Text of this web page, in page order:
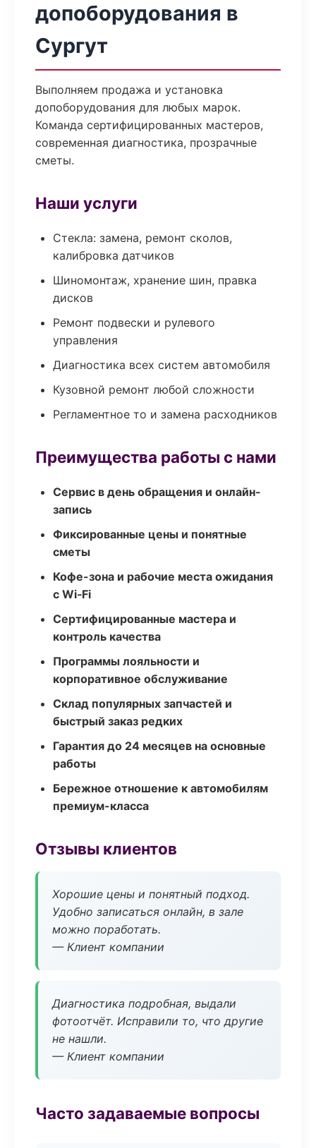
допоборудования в
Сургут
Выполняем продажа и установка
допоборудования для любых марок.
Команда сертифицированных мастеров,
современная диагностика, прозрачные
сметы.
Наши услуги
Стекла: замена, ремонт сколов,
калибровка датчиков
Шиномонтаж, хранение шин, правка
дисков
Ремонт подвески и рулевого
управления
Диагностика всех систем автомобиля
Кузовной ремонт любой сложности
Регламентное то и замена расходников
Преимущества работы с нами
Сервис в день обращения и онлайн-
запись
Фиксированные цены и понятные
сметы
Кофе-зона и рабочие места ожидания
с Wi‑Fi
Сертифицированные мастера и
контроль качества
Программы лояльности и
корпоративное обслуживание
Склад популярных запчастей и
быстрый заказ редких
Гарантия до 24 месяцев на основные
работы
Бережное отношение к автомобилям
премиум-класса
Отзывы клиентов
Хорошие цены и понятный подход.
Удобно записаться онлайн, в зале
можно поработать.
— Клиент компании
Диагностика подробная, выдали
фотоотчёт. Исправили то, что другие
не нашли.
— Клиент компании
Часто задаваемые вопросы